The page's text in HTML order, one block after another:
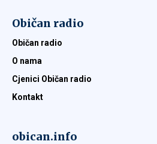
Običan radio
Običan radio
O nama
Cjenici Običan radio
Kontakt
obican.info